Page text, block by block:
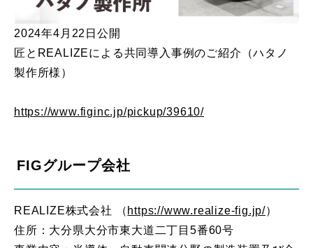
2024年4月22日公開
匠とREALIZEによる共同導入事例のご紹介（ハタノ
製作所様）
https://www.figinc.jp/pickup/39610/
FIGグループ会社
REALIZE株式会社 （ https://www.realize-fig.jp/）
住所：大分県大分市東大道二丁目5番60号